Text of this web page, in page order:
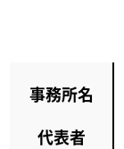
事務所名
代表者